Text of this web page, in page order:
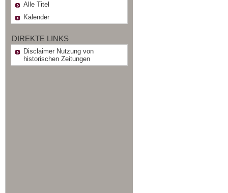
Alle Titel
Kalender
DIREKTE LINKS
Disclaimer Nutzung von
historischen Zeitungen